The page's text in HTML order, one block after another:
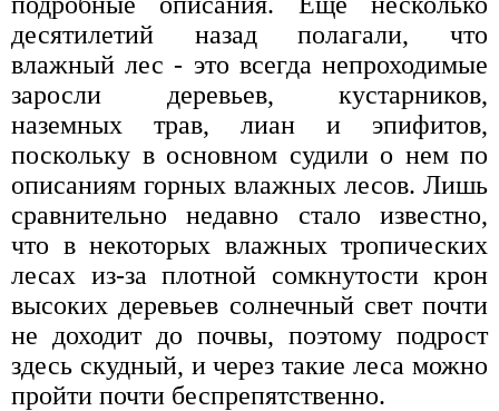
десятилетий назад полагали, что
влажный лес - это всегда непроходимые
заросли деревьев, кустарников,
наземных трав, лиан и эпифитов,
поскольку в основном судили о нем по
описаниям горных влажных лесов. Лишь
сравнительно недавно стало известно,
что в некоторых влажных тропических
лесах из-за плотной сомкнутости крон
высоких деревьев солнечный свет почти
не доходит до почвы, поэтому подрост
здесь скудный, и через такие леса можно
пройти почти беспрепятственно.